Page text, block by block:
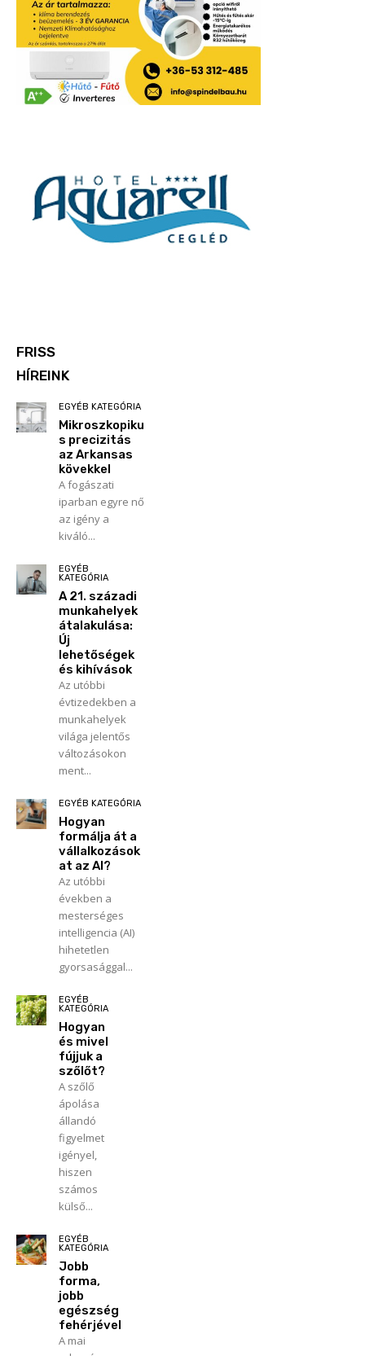
FRISS
HÍREINK
EGYÉB KATEGÓRIA
Mikroszkopiku
s precizitás
az Arkansas
kövekkel
A fogászati
iparban egyre nő
az igény a
kiváló...
EGYÉB
KATEGÓRIA
A 21. századi
munkahelyek
átalakulása:
Új
lehetőségek
és kihívások
Az utóbbi
évtizedekben a
munkahelyek
világa jelentős
változásokon
ment...
EGYÉB KATEGÓRIA
Hogyan
formálja át a
vállalkozások
at az AI?
Az utóbbi
években a
mesterséges
intelligencia (AI)
hihetetlen
gyorsasággal...
EGYÉB
KATEGÓRIA
Hogyan
és mivel
fújjuk a
szőlőt?
A szőlő
ápolása
állandó
figyelmet
igényel,
hiszen
számos
külső...
EGYÉB
KATEGÓRIA
Jobb
forma,
jobb
egészség
fehérjével
A mai